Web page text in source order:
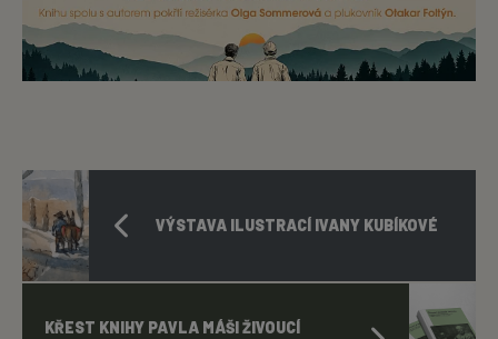
VÝSTAVA ILUSTRACÍ IVANY KUBÍKOVÉ
KŘEST KNIHY PAVLA MÁŠI ŽIVOUCÍ